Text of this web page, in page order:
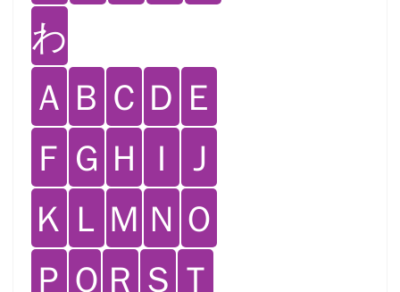
わ
Ａ Ｂ Ｃ Ｄ Ｅ
Ｆ Ｇ Ｈ Ｉ Ｊ
Ｋ Ｌ Ｍ Ｎ Ｏ
Ｐ Ｑ Ｒ Ｓ Ｔ